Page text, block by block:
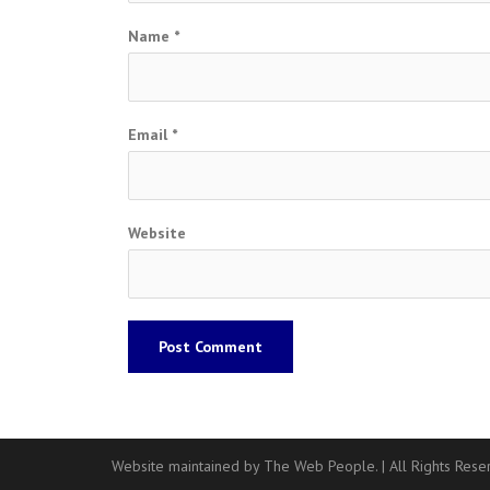
Name *
Email *
Website
Website maintained by The Web People. | All Rights